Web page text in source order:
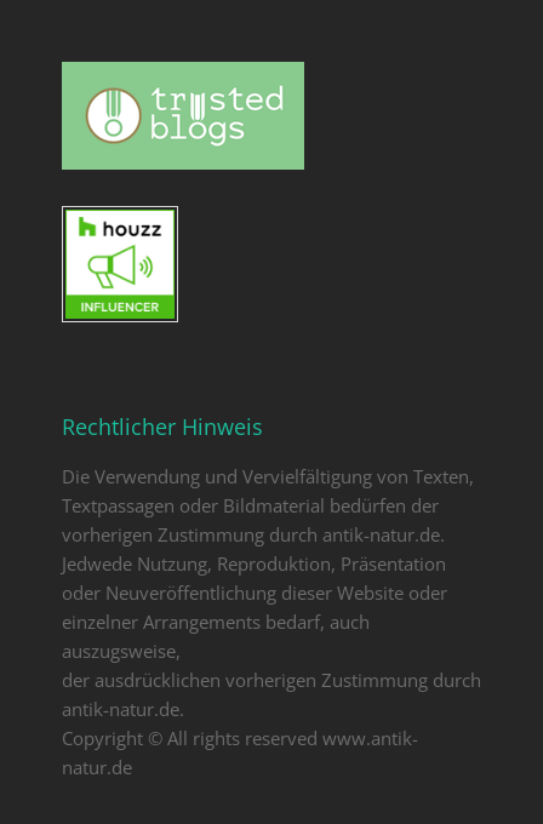
Rechtlicher Hinweis
Die Verwendung und Vervielfältigung von Texten,
Textpassagen oder Bildmaterial bedürfen der
vorherigen Zustimmung durch antik-natur.de.
Jedwede Nutzung, Reproduktion, Präsentation
oder Neuveröffentlichung dieser Website oder
einzelner Arrangements bedarf, auch
auszugsweise,
der ausdrücklichen vorherigen Zustimmung durch
antik-natur.de.
Copyright © All rights reserved www.antik-
natur.de